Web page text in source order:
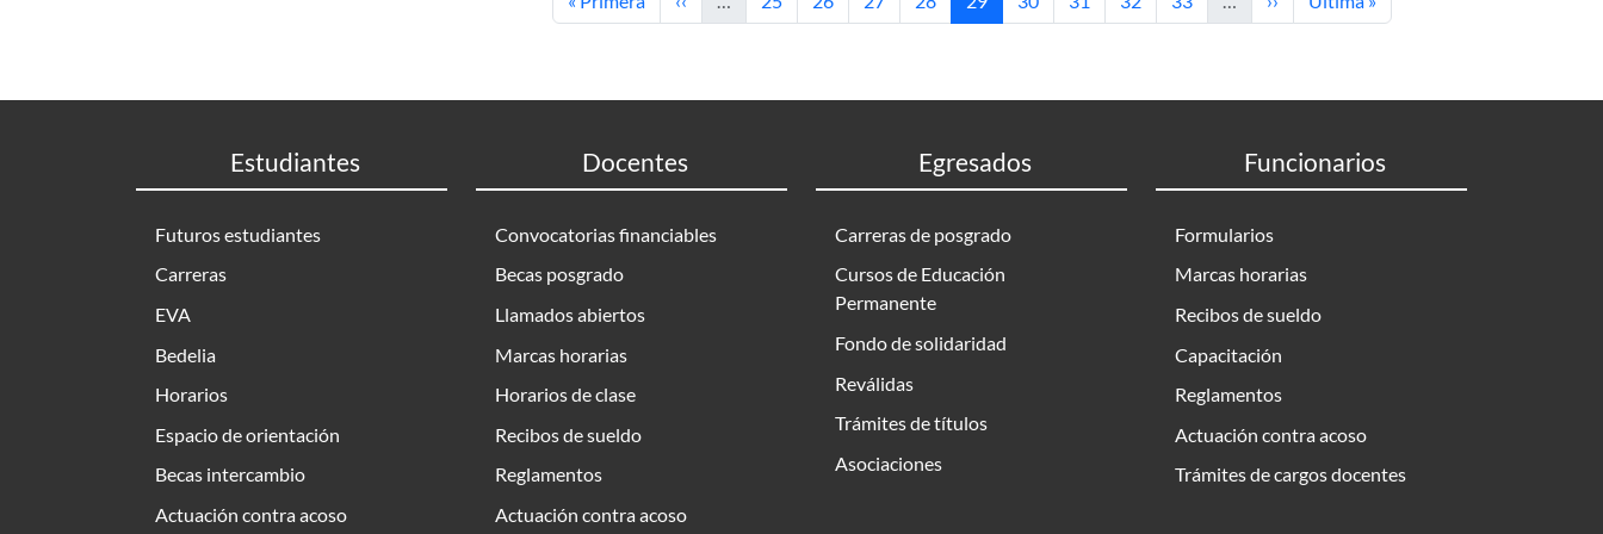
Estudiantes
Futuros estudiantes
Carreras
EVA
Bedelia
Horarios
Espacio de orientación
Becas intercambio
Actuación contra acoso
Docentes
Convocatorias financiables
Becas posgrado
Llamados abiertos
Marcas horarias
Horarios de clase
Recibos de sueldo
Reglamentos
Actuación contra acoso
Egresados
Carreras de posgrado
Cursos de Educación
Permanente
Fondo de solidaridad
Reválidas
Trámites de títulos
Asociaciones
Funcionarios
Formularios
Marcas horarias
Recibos de sueldo
Capacitación
Reglamentos
Actuación contra acoso
Trámites de cargos docentes